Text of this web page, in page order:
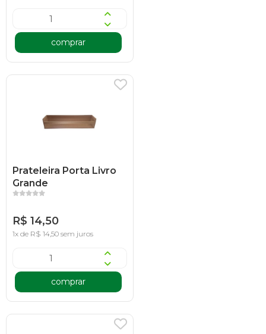
comprar
Prateleira Porta Livro
Grande
R$ 14,50
1x de R$ 14,50 sem juros
comprar